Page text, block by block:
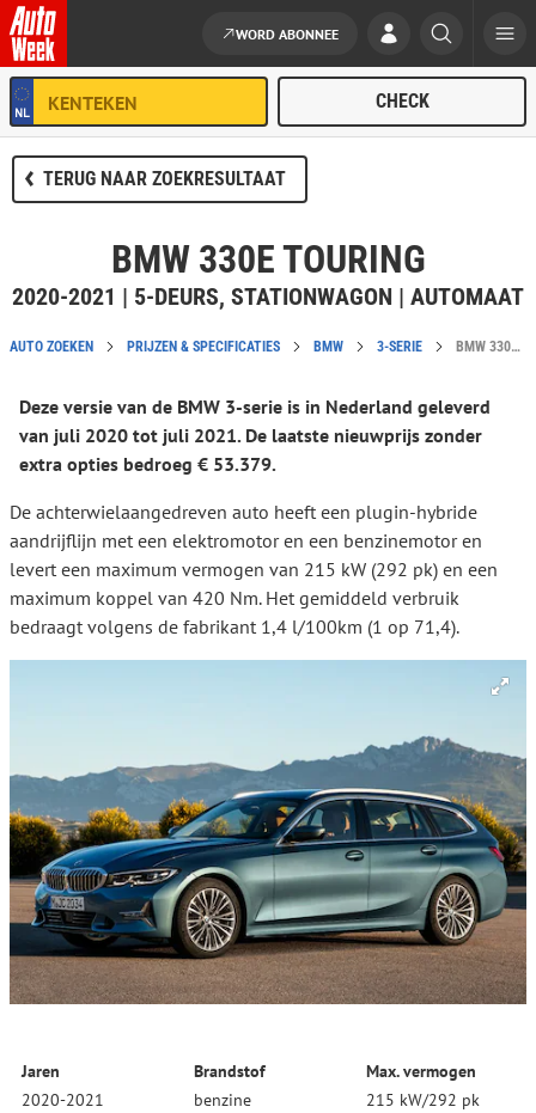
Ga naar de inhoud
WORD ABONNEE
TERUG NAAR ZOEKRESULTAAT
BMW 330E TOURING
2020-2021 | 5-DEURS, STATIONWAGON | AUTOMAAT
AUTO ZOEKEN PRIJZEN & SPECIFICATIES BMW 3-SERIE BMW 330E TOURING CATALOGUSPRIJS EN SPECIFICATIES
Deze versie van de BMW 3-serie is in Nederland geleverd
van juli 2020 tot juli 2021. De laatste nieuwprijs zonder
extra opties bedroeg € 53.379.
De achterwielaangedreven auto heeft een plugin-hybride
aandrijflijn met een elektromotor en een benzinemotor en
levert een maximum vermogen van 215 kW (292 pk) en een
maximum koppel van 420 Nm. Het gemiddeld verbruik
bedraagt volgens de fabrikant 1,4 l/100km (1 op 71,4).
Jaren
2020-2021
Brandstof
benzine
Max. vermogen
215 kW/292 pk